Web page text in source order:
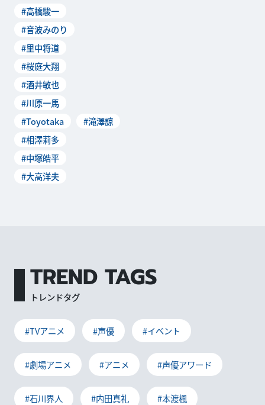
#高橋駿一
#音波みのり
#里中将道
#桜庭大翔
#酒井敏也
#川原一馬
#Toyotaka
#滝澤諒
#相澤莉多
#中塚皓平
#大高洋夫
TREND TAGS
トレンドタグ
#TVアニメ #声優 #イベント
#劇場アニメ #アニメ #声優アワード
#石川界人 #内田真礼 #本渡楓